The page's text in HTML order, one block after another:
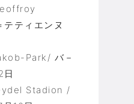
ティエンヌ
Park/ バ－
日
Stadion /